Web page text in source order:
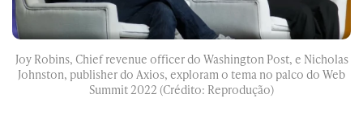
Joy Robins, Chief revenue officer do Washington Post, e Nicholas
Johnston, publisher do Axios, exploram o tema no palco do Web
Summit 2022 (Crédito: Reprodução)